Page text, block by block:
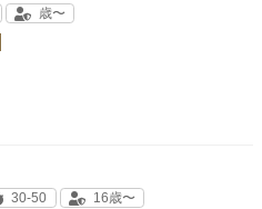
歳〜
30-50 16歳〜